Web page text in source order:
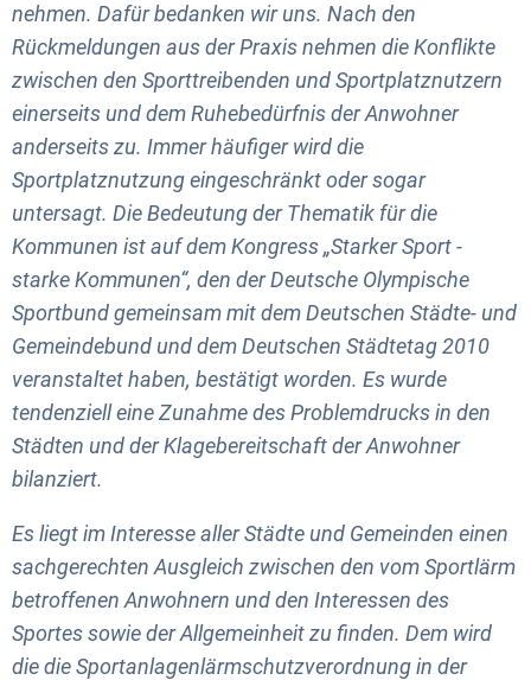
nehmen. Dafür bedanken wir uns. Nach den
Rückmeldungen aus der Praxis nehmen die Konflikte
zwischen den Sporttreibenden und Sportplatznutzern
einerseits und dem Ruhebedürfnis der Anwohner
anderseits zu. Immer häufiger wird die
Sportplatznutzung eingeschränkt oder sogar
untersagt. Die Bedeutung der Thematik für die
Kommunen ist auf dem Kongress „Starker Sport -
starke Kommunen“, den der Deutsche Olympische
Sportbund gemeinsam mit dem Deutschen Städte- und
Gemeindebund und dem Deutschen Städtetag 2010
veranstaltet haben, bestätigt worden. Es wurde
tendenziell eine Zunahme des Problemdrucks in den
Städten und der Klagebereitschaft der Anwohner
bilanziert.
Es liegt im Interesse aller Städte und Gemeinden einen
sachgerechten Ausgleich zwischen den vom Sportlärm
betroffenen Anwohnern und den Interessen des
Sportes sowie der Allgemeinheit zu finden. Dem wird
die die Sportanlagenlärmschutzverordnung in der